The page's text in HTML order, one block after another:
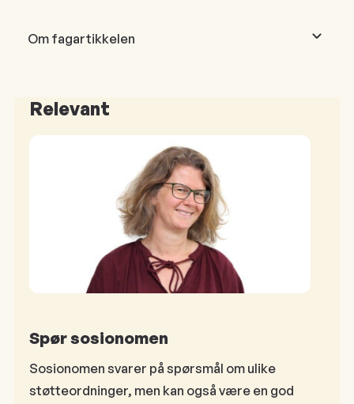
Om fagartikkelen
Relevant
Spør sosionomen
Sosionomen svarer på spørsmål om ulike
støtteordninger, men kan også være en god